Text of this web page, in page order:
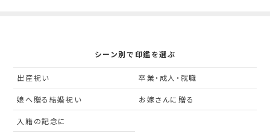
シーン別で印鑑を選ぶ
出産祝い 卒業・成人・就職
娘へ贈る結婚祝い お嫁さんに贈る
入籍の記念に